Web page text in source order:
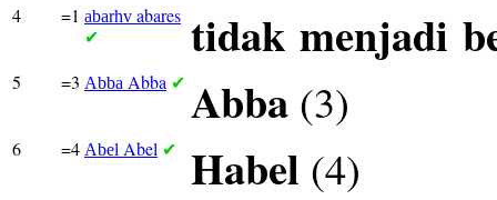
4 =1 abarhv abares
✔ tidak menjadi
5 =3 Abba Abba ✔ Abba (3)
6 =4 Abel Abel ✔ Habel (4)